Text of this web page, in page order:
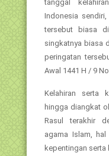
tanggal
Indonesia
tersebut biasa
singkatnya biasa
peringatan
Awal 1441 H / 9
Kelahiran serta
hingga diangkat
Rasul terakhir
agama Islam,
kepentingan serta